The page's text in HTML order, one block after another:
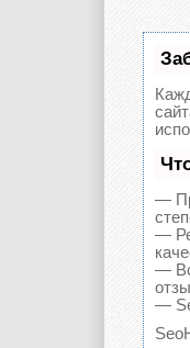
—
—
—
—